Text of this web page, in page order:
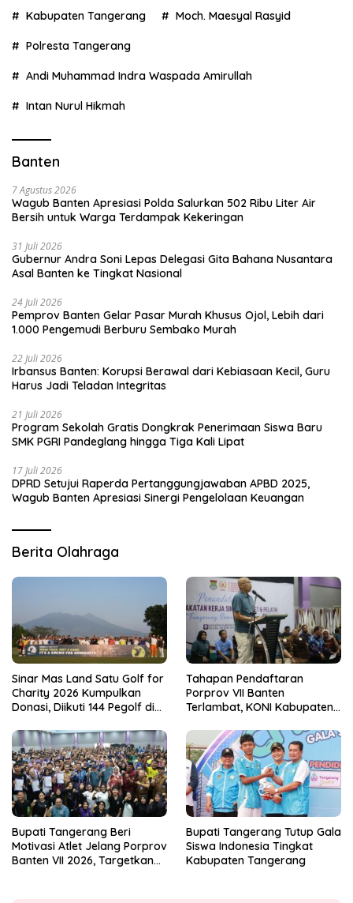
Kabupaten Tangerang Moch. Maesyal Rasyid
Polresta Tangerang
Andi Muhammad Indra Waspada Amirullah
Intan Nurul Hikmah
Banten
7 Agustus 2026
Wagub Banten Apresiasi Polda Salurkan 502 Ribu Liter Air
Bersih untuk Warga Terdampak Kekeringan
31 Juli 2026
Gubernur Andra Soni Lepas Delegasi Gita Bahana Nusantara
Asal Banten ke Tingkat Nasional
24 Juli 2026
Pemprov Banten Gelar Pasar Murah Khusus Ojol, Lebih dari
1.000 Pengemudi Berburu Sembako Murah
22 Juli 2026
Irbansus Banten: Korupsi Berawal dari Kebiasaan Kecil, Guru
Harus Jadi Teladan Integritas
21 Juli 2026
Program Sekolah Gratis Dongkrak Penerimaan Siswa Baru
SMK PGRI Pandeglang hingga Tiga Kali Lipat
17 Juli 2026
DPRD Setujui Raperda Pertanggungjawaban APBD 2025,
Wagub Banten Apresiasi Sinergi Pengelolaan Keuangan
Berita Olahraga
Sinar Mas Land Satu Golf for
Charity 2026 Kumpulkan
Donasi, Diikuti 144 Pegolf di
Tahapan Pendaftaran
Porprov VII Banten
Terlambat, KONI Kabupaten
Kesiapan Panitia
Bupati Tangerang Beri
Motivasi Atlet Jelang Porprov
Banten VII 2026, Targetkan
Bupati Tangerang Tutup Gala
Siswa Indonesia Tingkat
Kabupaten Tangerang